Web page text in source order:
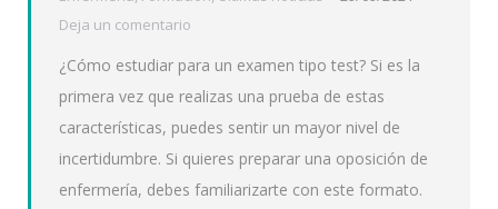
Deja un comentario
¿Cómo estudiar para un examen tipo test? Si es la
primera vez que realizas una prueba de estas
características, puedes sentir un mayor nivel de
incertidumbre. Si quieres preparar una oposición de
enfermería, debes familiarizarte con este formato.